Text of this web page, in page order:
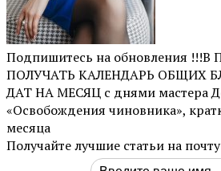
Подпишитесь на обновления
ПОЛУЧАТЬ КАЛЕНДАРЬ ОБЩИХ
ДАТ НА МЕСЯЦ с днями мастера
«Освобождения чиновника»,
месяца
Получайте лучшие статьи на